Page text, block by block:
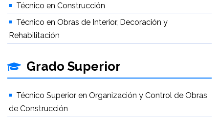
Técnico en Construcción
Técnico en Obras de Interior, Decoración y
Rehabilitación
Grado Superior
Técnico Superior en Organización y Control de Obras
de Construcción